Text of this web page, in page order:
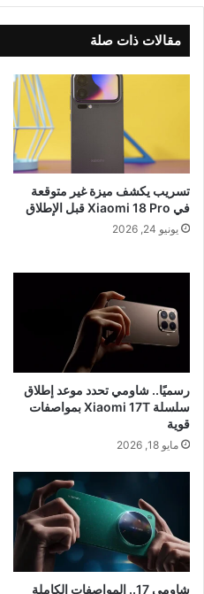
مقالات ذات صلة
تسريب يكشف ميزة غير متوقعة
في Xiaomi 18 Pro قبل الإطلاق
يونيو 24, 2026
رسميًا.. شاومي تحدد موعد إطلاق
سلسلة Xiaomi 17T بمواصفات
قوية
مايو 18, 2026
شاومي 17.. المواصفات الكاملة